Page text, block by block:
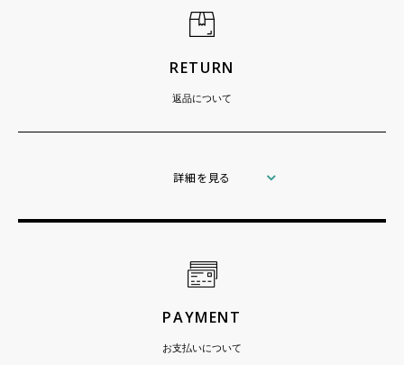
RETURN
返品について
詳細を見る
PAYMENT
お支払いについて